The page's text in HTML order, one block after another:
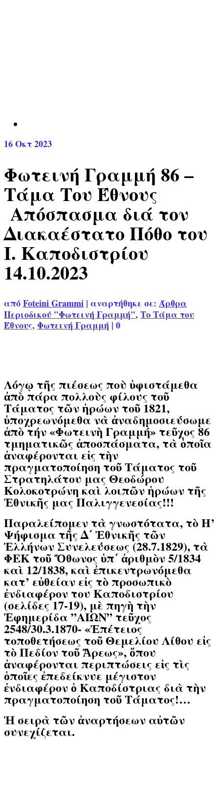
16Οκτ 2023
Φωτεινή Γραμμή 86 –
Τάμα Του Έθνους
Απόσπασμα διά τον
Διακαέστατο Πόθο του
Ι. Καποδιστρίου
14.10.2023
απόFoteini Grammi | αναρτήθηκε σε: Άρθρα
Περιοδικού "Φωτεινή Γραμμή", Το Τάμα του
Έθνους, Φωτεινή Γραμμή | 0
Λόγῳ τῆς πιέσεως ποὺ ὑφιστάμεθα
ἀπὸ πάρα πολλοὺς φίλους τοῦ
Τάματος τῶν ἡρώων τοῦ 1821,
ὑποχρεωνόμεθα νὰ ἀναδημοσιεύσωμε
ἀπὸ τήν «Φωτεινὴ Γραμμή» τεῦχος 86
τμηματικῶς ἀποσπάσματα, τὰ ὁποῖα
ἀναφέρονται εἰς τὴν
πραγματοποίηση τοῦ Τάματος τοῦ
Στρατηλάτου μας Θεοδώρου
Κολοκοτρώνη καὶ λοιπῶν ἡρώων τῆς
Ἐθνικῆς μας Παλιγγενεσίας!!!
Παραλείπομεν τὰ γνωστότατα, τὸ Η’
Ψήφισμα τῆς Δ΄ Ἐθνικῆς τῶν
Ἑλλήνων Συνελεύσεως (28.7.1829), τὰ
ΦΕΚ τοῦ Ὄθωνος ὑπ΄ ἀριθμὸν 5/1834
καὶ 12/1838, καὶ ἐπικεντρωνόμεθα
κατ’ εὐθείαν εἰς τὸ προσωπικὸ
ἐνδιαφέρον του Καποδιστρίου
(σελίδες 17-19), μὲ πηγὴ τὴν
Ἐφημερίδα ”ΑΙΩΝ” τεῦχος
2548/30.3.1870- «Ἐπέτειος
τοποθετήσεως τοῦ Θεμελίου Λίθου εἰς
τὸ Πεδίον τοῦ Ἄρεως», ὅπου
ἀναφέρονται περιπτώσεις εἰς τὶς
ὁποῖες ἐπεδείκνυε μέγιστον
ἐνδιαφέρον ὁ Καποδίστριας διὰ τὴν
πραγματοποίηση τοῦ Τάματος!…
Ἡ σειρὰ τῶν ἀναρτήσεων αὐτῶν
συνεχίζεται.